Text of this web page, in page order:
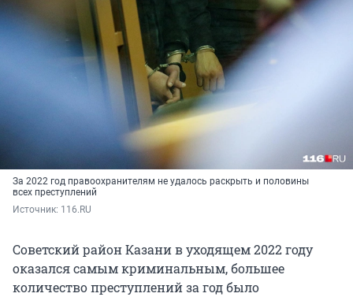
За 2022 год правоохранителям не удалось раскрыть и половины
всех преступлений
Источник: 116.RU
Советский район Казани в уходящем 2022 году
оказался самым криминальным, большее
количество преступлений за год было